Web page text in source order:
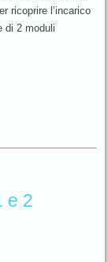
ricoprire l’incarico
di 2 moduli
e 2